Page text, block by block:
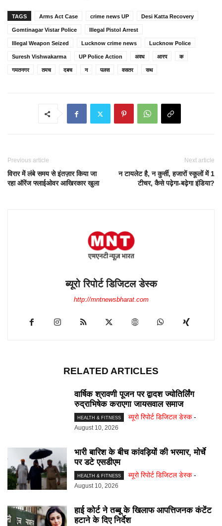
TAGS Arms Act Case crime news UP Desi Katta Recovery
Gomtinagar Vistar Police Illegal Pistol Arrest
Illegal Weapon Seized Lucknow crime news Lucknow Police
Suresh Vishwakarma UP Police Action अवध आरप क
गमतनगर तमच दबच न पलस वसतर सथ
Previous article
विरार में लंबे समय से इंतज़ार किया जा
रहा ऑरेंज फ्लाईओवर आखिरकार खुला
Next article
न टायलेट है, न कुर्सी, हजारों स्कूलों में 1
टीचर, कैसे पढ़ेगा-बढ़ेगा इंडिया?
ब्यूरो रिपोर्ट डिजिटल डेस्क
http://mntnewsbharat.com
RELATED ARTICLES
वार्षिक श्रावणी पूजन पर द्वादश ज्योतिर्लिंग
रुद्राभिषेक कराएगा जायसवाल समाज
HEALTH & FITNESS ब्यूरो रिपोर्ट डिजिटल डेस्क -
August 10, 2026
भारी बारिश के बीच कांवड़ियों की भरमार, मोर्चे
पर डटे एसडीएम
HEALTH & FITNESS ब्यूरो रिपोर्ट डिजिटल डेस्क -
August 10, 2026
हाई कोर्ट ने तब्बू के खिलाफ आपत्तिजनक कंटेंट
हटाने के दिए निर्देश